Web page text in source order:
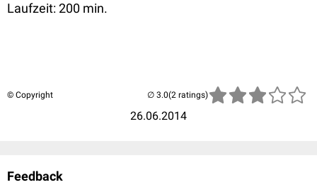
Laufzeit: 200 min.
© Copyright
26.06.2014
(2 ratings)
Feedback